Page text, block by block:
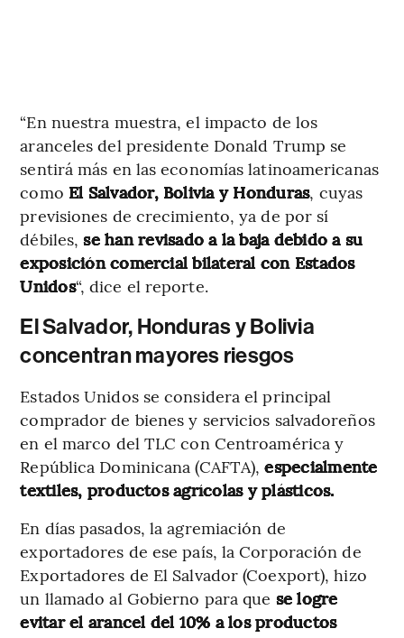
“En nuestra muestra, el impacto de los
aranceles del presidente Donald Trump se
sentirá más en las economías latinoamericanas
como El Salvador, Bolivia y Honduras, cuyas
previsiones de crecimiento, ya de por sí
débiles, se han revisado a la baja debido a su
exposición comercial bilateral con Estados
Unidos“, dice el reporte.
El Salvador, Honduras y Bolivia
concentran mayores riesgos
Estados Unidos se considera el principal
comprador de bienes y servicios salvadoreños
en el marco del TLC con Centroamérica y
República Dominicana (CAFTA),especialmente
textiles, productos agrícolas y plásticos.
En días pasados, la agremiación de
exportadores de ese país, la Corporación de
Exportadores de El Salvador (Coexport), hizo
un llamado al Gobierno para que se logre
evitar el arancel del 10% a los productos